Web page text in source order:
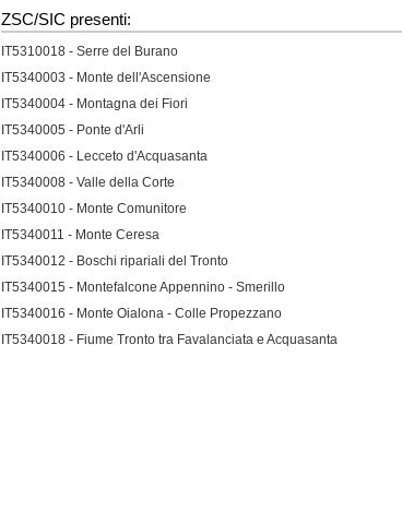
ZSC/SIC presenti:
IT5310018 - Serre del Burano
IT5340003 - Monte dell'Ascensione
IT5340004 - Montagna dei Fiori
IT5340005 - Ponte d'Arli
IT5340006 - Lecceto d'Acquasanta
IT5340008 - Valle della Corte
IT5340010 - Monte Comunitore
IT5340011 - Monte Ceresa
IT5340012 - Boschi ripariali del Tronto
IT5340015 - Montefalcone Appennino - Smerillo
IT5340016 - Monte Oialona - Colle Propezzano
IT5340018 - Fiume Tronto tra Favalanciata e Acquasanta